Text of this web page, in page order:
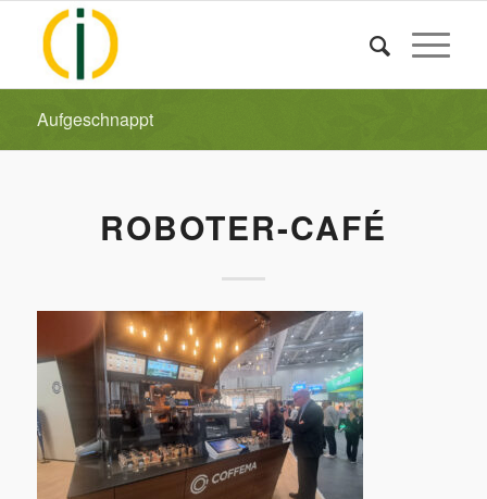
Aufgeschnappt
ROBOTER-CAFÉ